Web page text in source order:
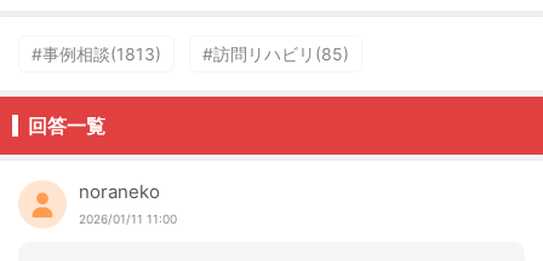
#事例相談(1813) #訪問リハビリ(85)
回答一覧
noraneko
2026/01/11 11:00